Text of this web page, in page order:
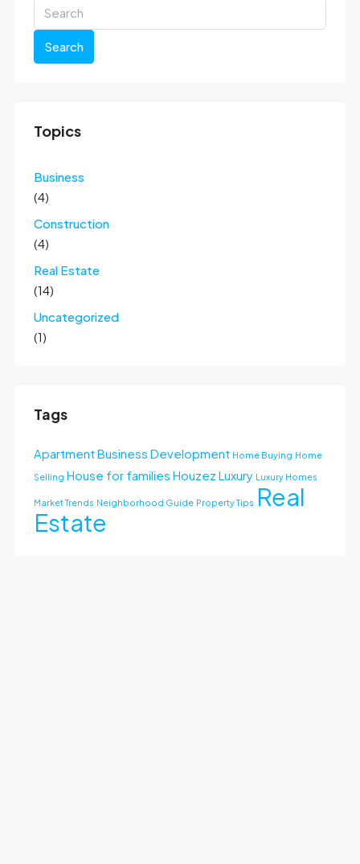
Search
Topics
Business
(4)
Construction
(4)
Real Estate
(14)
Uncategorized
(1)
Tags
Apartment Business Development Home Buying Home
Selling House for families Houzez Luxury Luxury Homes
Market Trends Neighborhood Guide Property Tips Real
Estate